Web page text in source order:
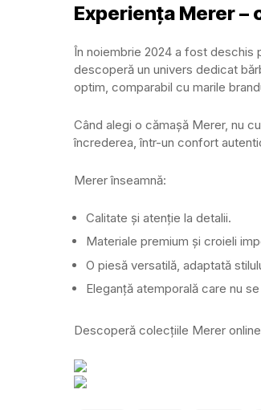
Experiența Merer –
În noiembrie 2024 a fost deschis
descoperă un univers dedicat
optim, comparabil cu marile
Când alegi o cămașă Merer, nu
încrederea, într-un confort
Merer înseamnă:
Calitate și atenție la detalii.
Materiale premium și croieli
O piesă versatilă, adaptată
Eleganță atemporală care nu
Descoperă colecțiile Merer